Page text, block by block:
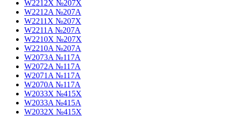
W2212X №207X
W2212A №207A
W2211X №207X
W2211A №207A
W2210X №207X
W2210A №207A
W2073A №117A
W2072A №117A
W2071A №117A
W2070A №117A
W2033X №415X
W2033A №415A
W2032X №415X